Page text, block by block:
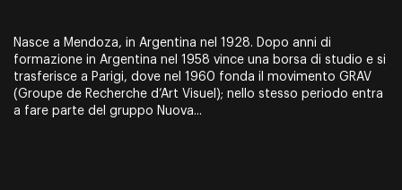
Nasce a Mendoza, in Argentina nel 1928. Dopo anni di
formazione in Argentina nel 1958 vince una borsa di studio e si
trasferisce a Parigi, dove nel 1960 fonda il movimento GRAV
(Groupe de Recherche d’Art Visuel); nello stesso periodo entra
a fare parte del gruppo Nuova...